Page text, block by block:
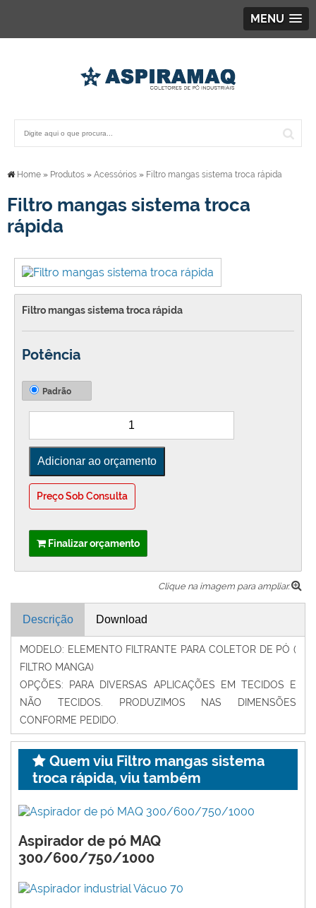
MENU
Home » Produtos » Acessórios » Filtro mangas sistema troca rápida
Filtro mangas sistema troca
rápida
Filtro mangas sistema troca rápida
Potência
Padrão
Preço Sob Consulta
Finalizar orçamento
Clique na imagem para ampliar.
Descrição Download
MODELO: ELEMENTO FILTRANTE PARA COLETOR DE PÓ (
FILTRO MANGA)
OPÇÕES: PARA DIVERSAS APLICAÇÕES EM TECIDOS E
NÃO TECIDOS. PRODUZIMOS NAS DIMENSÕES
CONFORME PEDIDO.
Quem viu Filtro mangas sistema
troca rápida, viu também
Aspirador de pó MAQ
300/600/750/1000